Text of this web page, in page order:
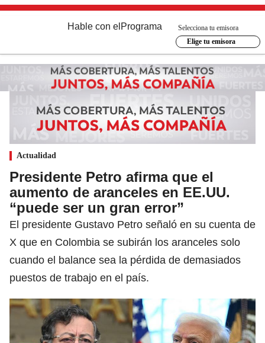
Hable con el Programa
Selecciona tu emisora
Elige tu emisora
Actualidad
Presidente Petro afirma que el
aumento de aranceles en EE.UU.
“puede ser un gran error”
El presidente Gustavo Petro señaló en su cuenta de
X que en Colombia se subirán los aranceles solo
cuando el balance sea la pérdida de demasiados
puestos de trabajo en el país.